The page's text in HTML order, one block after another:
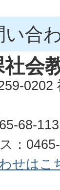
い合
会
0202
68-
：0465-
せはこ